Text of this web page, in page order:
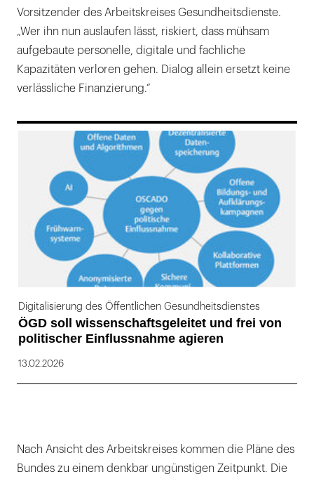
Vorsitzender des Arbeitskreises Gesundheitsdienste.
„Wer ihn nun auslaufen lässt, riskiert, dass mühsam
aufgebaute personelle, digitale und fachliche
Kapazitäten verloren gehen. Dialog allein ersetzt keine
verlässliche Finanzierung.“
Digitalisierung des Öffentlichen Gesundheitsdienstes
ÖGD soll wissenschaftsgeleitet und frei von
politischer Einflussnahme agieren
13.02.2026
Nach Ansicht des Arbeitskreises kommen die Pläne des
Bundes zu einem denkbar ungünstigen Zeitpunkt. Die